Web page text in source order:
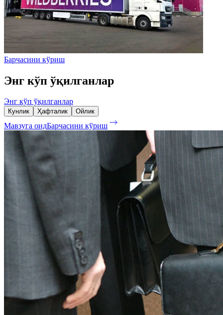
Барчасини кўриш
Энг кўп ўқилганлар
Энг кўп ўқилганлар
Кунлик Ҳафталик Ойлик
Мавзуга оидБарчасини кўриш